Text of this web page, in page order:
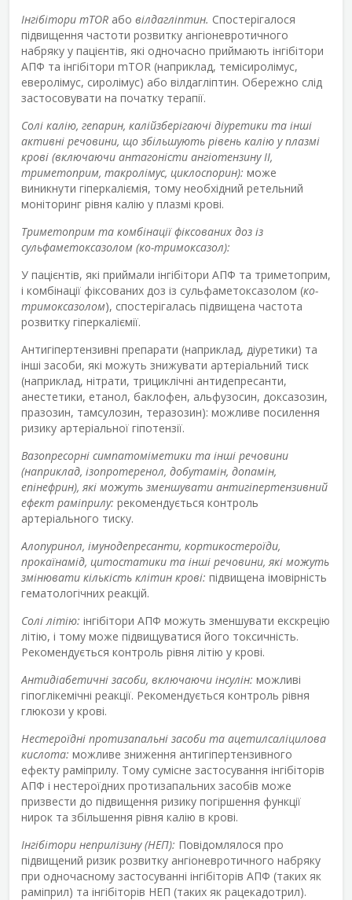
Інгібітори mTOR або вілдагліптин. Спостерігалося
підвищення частоти розвитку ангіоневротичного
набряку у пацієнтів, які одночасно приймають інгібітори
АПФ та інгібітори mTOR (наприклад, темісиролімус,
еверолімус, сиролімус) або вілдагліптин. Обережно слід
застосовувати на початку терапії.
Солі калію, гепарин, калійзберігаючі діуретики та інші
активні речовини, що збільшують рівень калію у плазмі
крові (включаючи антагоністи ангіотензину ІІ,
триметоприм, такролімус, циклоспорин): може
виникнути гіперкаліємія, тому необхідний ретельний
моніторинг рівня калію у плазмі крові.
Триметоприм та комбінації фіксованих доз із
сульфаметоксазолом (ко-тримоксазол):
У пацієнтів, які приймали інгібітори АПФ та триметоприм,
і комбінації фіксованих доз із сульфаметоксазолом (ко-
тримоксазолом), спостерігалась підвищена частота
розвитку гіперкаліємії.
Антигіпертензивні препарати (наприклад, діуретики) та
інші засоби, які можуть знижувати артеріальний тиск
(наприклад, нітрати, трициклічні антидепресанти,
анестетики, етанол, баклофен, альфузосин, доксазозин,
празозин, тамсулозин, теразозин): можливе посилення
ризику артеріальної гіпотензії.
Вазопресорні симпатоміметики та інші речовини
(наприклад, ізопротеренол, добутамін, допамін,
епінефрин), які можуть зменшувати антигіпертензивний
ефект раміприлу: рекомендується контроль
артеріального тиску.
Алопуринол, імунодепресанти, кортикостероїди,
прокаїнамід, цитостатики та інші речовини, які можуть
змінювати кількість клітин крові: підвищена імовірність
гематологічних реакцій.
Солі літію: інгібітори АПФ можуть зменшувати екскрецію
літію, і тому може підвищуватися його токсичність.
Рекомендується контроль рівня літію у крові.
Антидіабетичні засоби, включаючи інсулін: можливі
гіпоглікемічні реакції. Рекомендується контроль рівня
глюкози у крові.
Нестероїдні протизапальні засоби та ацетилсаліцилова
кислота: можливе зниження антигіпертензивного
ефекту раміприлу. Тому сумісне застосування інгібіторів
АПФ і нестероїдних протизапальних засобів може
призвести до підвищення ризику погіршення функції
нирок та збільшення рівня калію в крові.
Інгібітори неприлізину (НЕП): Повідомлялося про
підвищений ризик розвитку ангіоневротичного набряку
при одночасному застосуванні інгібіторів АПФ (таких як
раміприл) та інгібіторів НЕП (таких як рацекадотрил).